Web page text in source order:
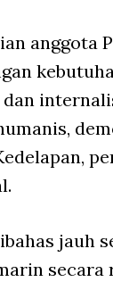
anggota
jauh